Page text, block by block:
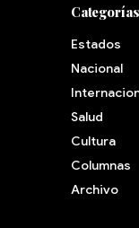
Categorías
Estados
Nacional
Salud
Cultura
Archivo